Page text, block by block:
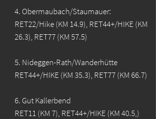
4. Obermaubach/Staumauer:
RET22/Hike (KM 14.9), RET44+/HIKE (KM
26.3), RET77 (KM 57.5)
5. Nideggen-Rath/Wanderhütte
RET44+/HIKE (KM 35.3), RET77 (KM 66.7)
6. Gut Kallerbend
RET11 (KM 7), RET44+/HIKE (KM 40.5,)